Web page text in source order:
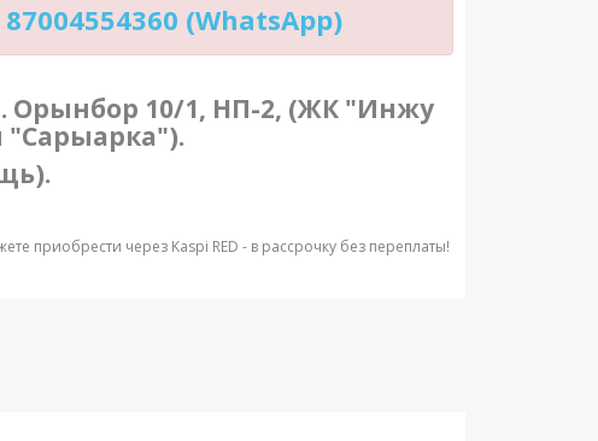
(WhatsApp)
Орынбор 10/1, НП-2, (ЖК "Инжу
"Сарыарка").
приобрести через Kaspi RED - в рассрочку без переплаты!